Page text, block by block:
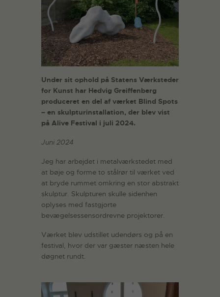
Under sit ophold på Statens Værksteder
for Kunst har Hedvig Greiffenberg
produceret en del af værket Blind Spots
– en skulpturinstallation, der blev vist
på Alive Festival i juli 2024.
Juni 2024
Jeg har arbejdet i metalværkstedet med
at bøje og forme to stålrør til værket ved
at bryde rummet omkring en stor abstrakt
skulptur. Skulpturen skulle sidenhen
oplyses med fastgjorte
bevægelsessensordrevne projektorer.
Værket blev udstillet udendørs og på en
festival, hvor der var gæster næsten hele
døgnet rundt.